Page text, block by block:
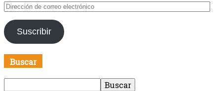
Dirección
de
correo
electrónico
Suscribir
Buscar